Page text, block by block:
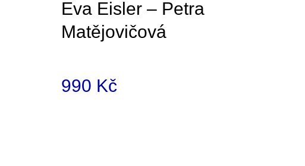
Eva Eisler – Petra
Matějovičová
990 Kč